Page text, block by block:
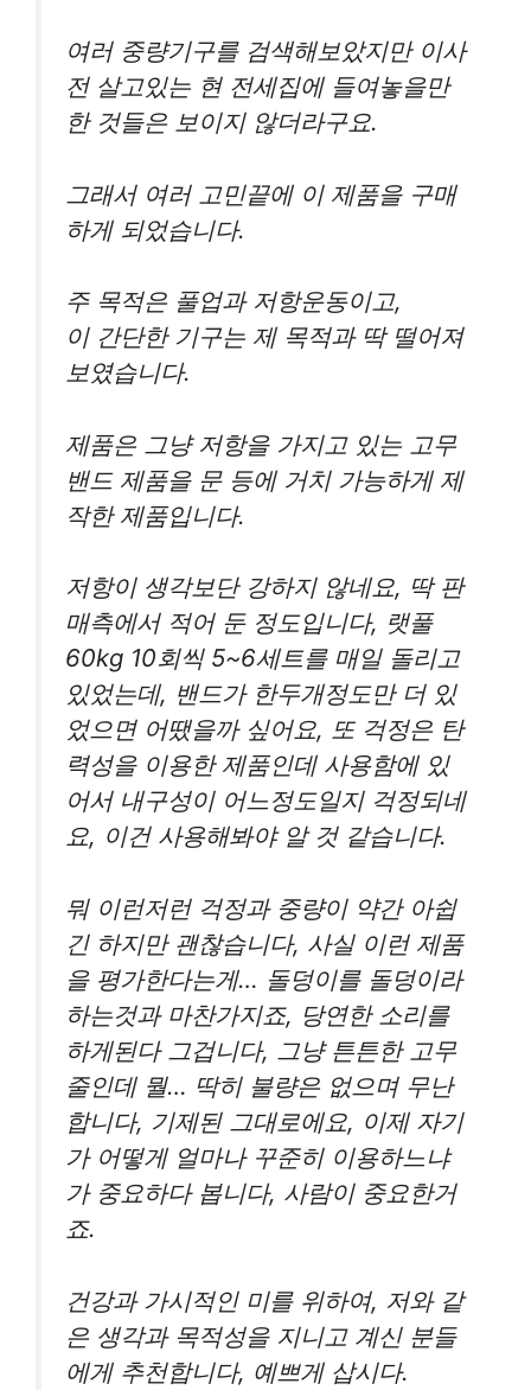
여러 중량기구를 검색해보았지만 이사
전 살고있는 현 전세집에 들여놓을만
한 것들은 보이지 않더라구요.
그래서 여러 고민끝에 이 제품을 구매
하게 되었습니다.
주 목적은 풀업과 저항운동이고,
이 간단한 기구는 제 목적과 딱 떨어져
보였습니다.
제품은 그냥 저항을 가지고 있는 고무
밴드 제품을 문 등에 거치 가능하게 제
작한 제품입니다.
저항이 생각보단 강하지 않네요, 딱 판
매측에서 적어 둔 정도입니다, 랫풀
60kg 10회씩 5~6세트를 매일 돌리고
있었는데, 밴드가 한두개정도만 더 있
었으면 어땠을까 싶어요, 또 걱정은 탄
력성을 이용한 제품인데 사용함에 있
어서 내구성이 어느정도일지 걱정되네
요, 이건 사용해봐야 알 것 같습니다.
뭐 이런저런 걱정과 중량이 약간 아쉽
긴 하지만 괜찮습니다, 사실 이런 제품
을 평가한다는게… 돌덩이를 돌덩이라
하는것과 마찬가지죠, 당연한 소리를
하게된다 그겁니다, 그냥 튼튼한 고무
줄인데 뭘… 딱히 불량은 없으며 무난
합니다, 기제된 그대로에요, 이제 자기
가 어떻게 얼마나 꾸준히 이용하느냐
가 중요하다 봅니다, 사람이 중요한거
죠.
건강과 가시적인 미를 위하여, 저와 같
은 생각과 목적성을 지니고 계신 분들
에게 추천합니다, 예쁘게 삽시다.